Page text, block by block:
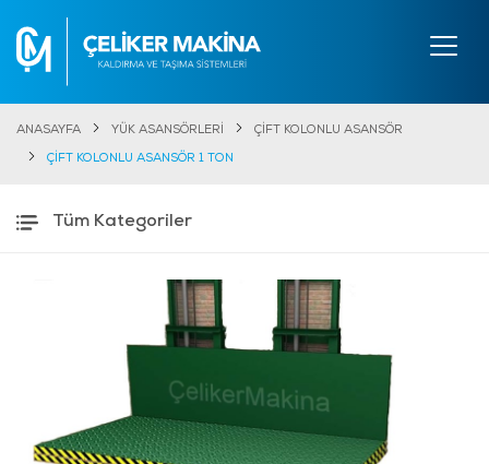
ANASAYFA YÜK ASANSÖRLERİ ÇİFT KOLONLU ASANSÖR
ÇİFT KOLONLU ASANSÖR 1 TON
Tüm Kategoriler